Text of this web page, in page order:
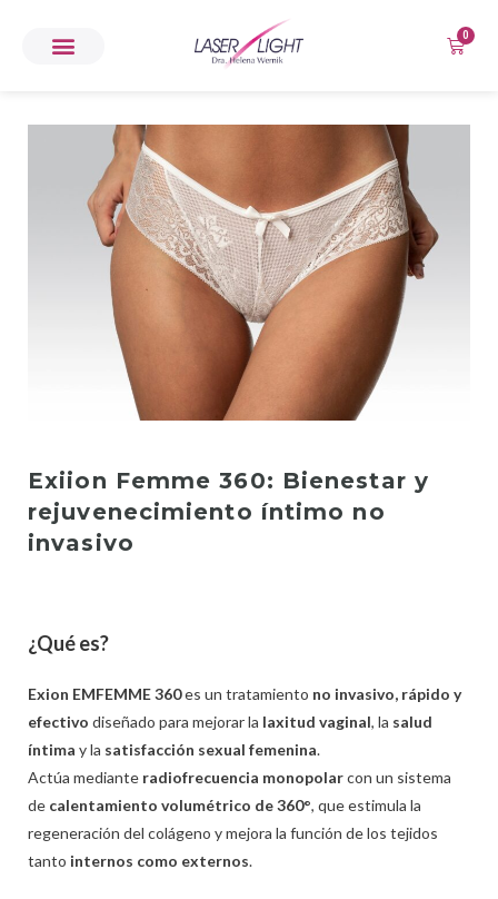
0
Exiion Femme 360: Bienestar y
rejuvenecimiento íntimo no
invasivo
¿Qué es?
Exion EMFEMME 360es un tratamiento no invasivo, rápido y
efectivo diseñado para mejorar la laxitud vaginal, la salud
íntima y la satisfacción sexual femenina.
Actúa mediante radiofrecuencia monopolarcon un sistema
de calentamiento volumétrico de 360°, que estimula la
regeneración del colágeno y mejora la función de los tejidos
tanto internos como externos.